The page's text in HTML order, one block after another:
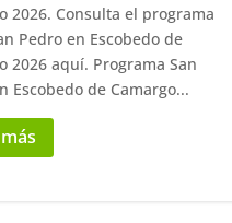
2026. Consulta el programa
Pedro en Escobedo de
2026 aquí. Programa San
Escobedo de Camargo...